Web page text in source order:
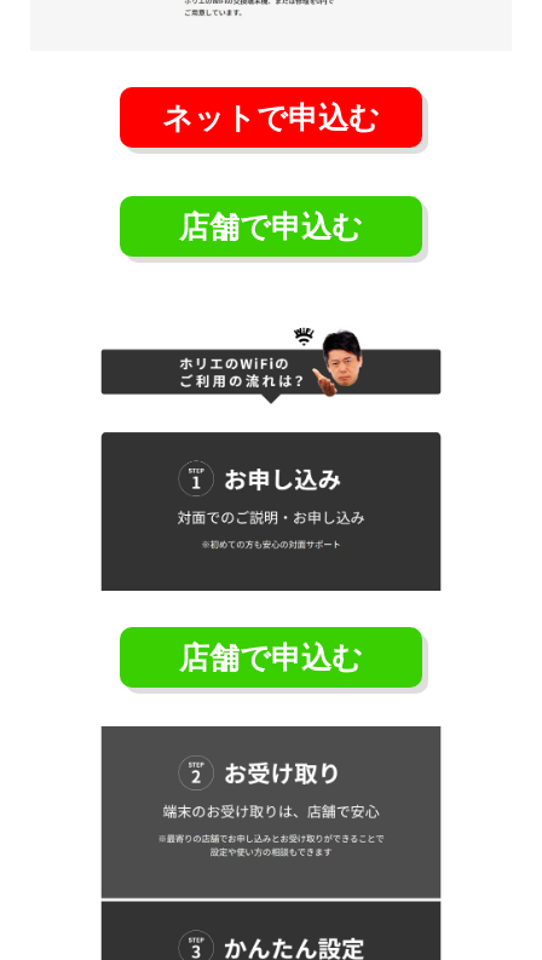
ネットで申込む
店舗で申込む
店舗で申込む